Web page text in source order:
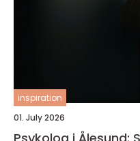
inspiration
01. July 2026